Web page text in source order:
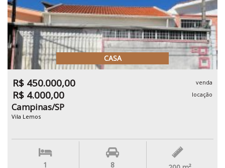
CASA
R$ 450.000,00 venda
R$ 4.000,00 locação
Campinas/SP
Vila Lemos
1 8